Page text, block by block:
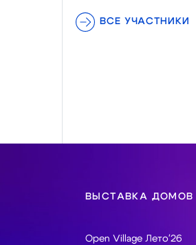
ВСЕ УЧАСТНИКИ
ВЫСТАВКА ДОМОВ
Open Village Лето'26